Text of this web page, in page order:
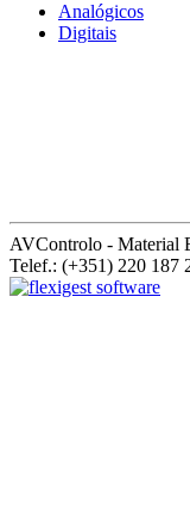
Analógicos
Digitais
AVControlo - Material
Telef.: (+351) 220 187